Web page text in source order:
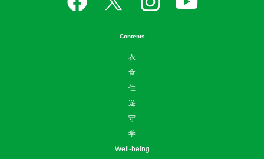
Contents
衣
食
住
遊
守
学
Well-being